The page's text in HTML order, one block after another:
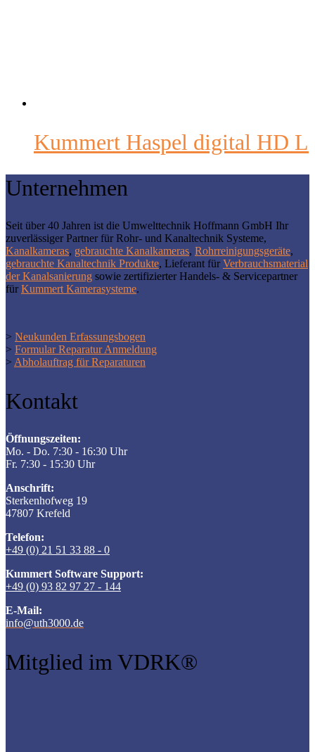
Kummert Haspel digital HD L
Unternehmen
Seit über 40 Jahren ist die Umwelttechnik Hoffmann GmbH Ihr
zuverlässiger Partner für Rohr- und Kanaltechnik Systeme,
Kanalkameras, gebrauchte Kanalkameras, Rohrreinigungsgeräte,
gebrauchte Kanaltechnik Produkte, Lieferant für Verbrauchsmaterial
der Kanalsanierung sowie zertifizierter Handels- & Servicepartner
für Kummert Kamerasysteme.
> Neukunden Erfassungsbogen
> Formular Reparatur Anmeldung
> Abholauftrag für Reparaturen
Kontakt
Öffnungszeiten:
Mo. - Do. 7:30 - 16:30 Uhr
Fr. 7:30 - 15:30 Uhr
Anschrift:
Sterkenhofweg 19
47807 Krefeld
Telefon:
+49 (0) 21 51 33 88 - 0
Kummert Software Support:
+49 (0) 93 82 97 27 - 144
E-Mail:
info@uth3000.de
Mitglied im VDRK®